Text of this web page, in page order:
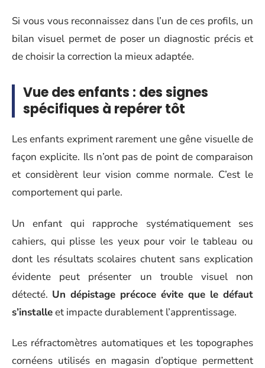
Si vous vous reconnaissez dans l’un de ces profils, un
bilan visuel permet de poser un diagnostic précis et
de choisir la correction la mieux adaptée.
Vue des enfants : des signes
spécifiques à repérer tôt
Les enfants expriment rarement une gêne visuelle de
façon explicite. Ils n’ont pas de point de comparaison
et considèrent leur vision comme normale. C’est le
comportement qui parle.
Un enfant qui rapproche systématiquement ses
cahiers, qui plisse les yeux pour voir le tableau ou
dont les résultats scolaires chutent sans explication
évidente peut présenter un trouble visuel non
détecté. Un dépistage précoce évite que le défaut
s’installeet impacte durablement l’apprentissage.
Les réfractomètres automatiques et les topographes
cornéens utilisés en magasin d’optique permettent